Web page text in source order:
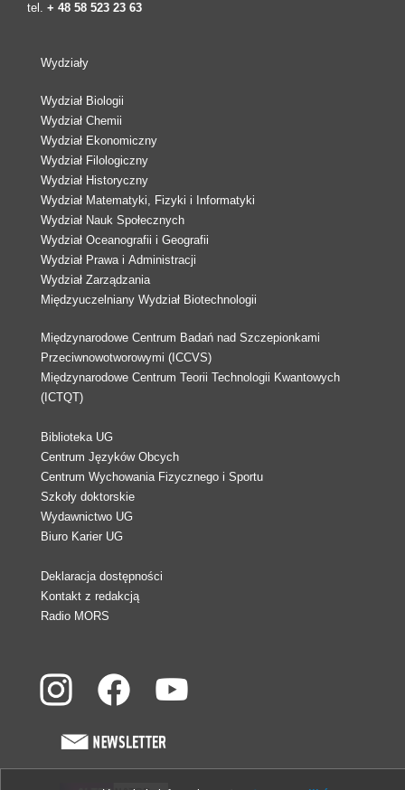
tel. + 48 58 523 23 63
Wydziały
Wydział Biologii
Wydział Chemii
Wydział Ekonomiczny
Wydział Filologiczny
Wydział Historyczny
Wydział Matematyki, Fizyki i Informatyki
Wydział Nauk Społecznych
Wydział Oceanografii i Geografii
Wydział Prawa i Administracji
Wydział Zarządzania
Międzyuczelniany Wydział Biotechnologii
Międzynarodowe Centrum Badań nad Szczepionkami
Przeciwnowotworowymi (ICCVS)
Międzynarodowe Centrum Teorii Technologii Kwantowych
(ICTQT)
Biblioteka UG
Centrum Języków Obcych
Centrum Wychowania Fizycznego i Sportu
Szkoły doktorskie
Wydawnictwo UG
Biuro Karier UG
Deklaracja dostępności
Kontakt z redakcją
Radio MORS